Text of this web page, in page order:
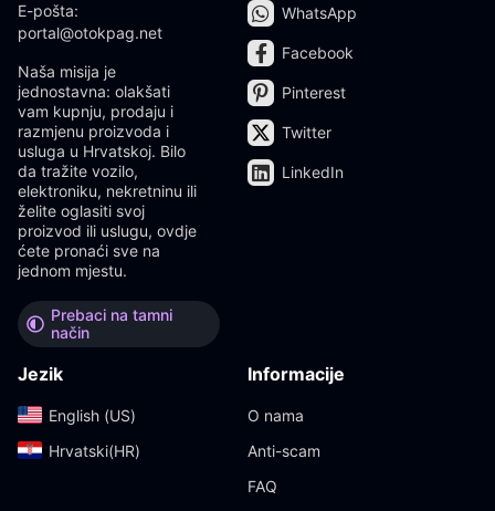
E-pošta:
portal@otokpag.net
Naša misija je
jednostavna: olakšati
vam kupnju, prodaju i
razmjenu proizvoda i
usluga u Hrvatskoj. Bilo
da tražite vozilo,
elektroniku, nekretninu ili
želite oglasiti svoj
proizvod ili uslugu, ovdje
ćete pronaći sve na
jednom mjestu.
Prebaci na tamni
način
WhatsApp
Facebook
Pinterest
Twitter
LinkedIn
Jezik
English (US)‎
Hrvatski(HR)‎
Informacije
O nama
Anti-scam
FAQ